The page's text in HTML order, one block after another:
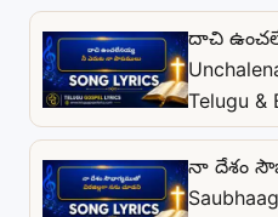
దాచి
Telugu &
నా దేశం